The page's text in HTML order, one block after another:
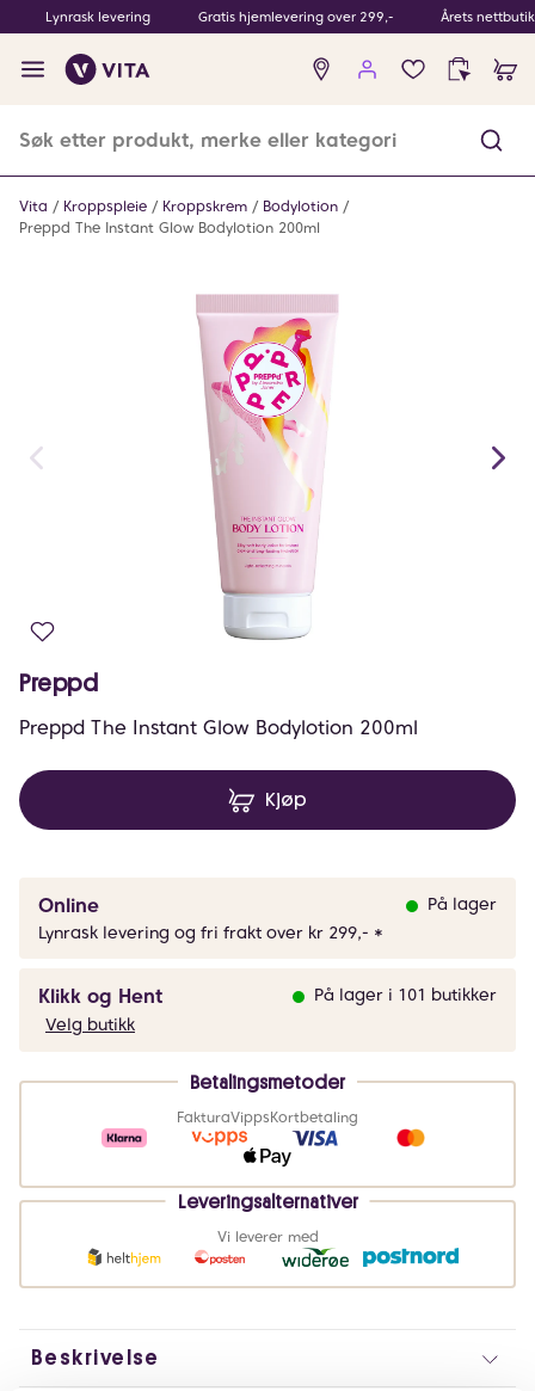
Lynrask levering Gratis hjemlevering over 299,- Årets
Ingen
produkter
Vita Kroppspleie Kroppskrem
Bodylotion
Preppd The Instant Glow Bodylotion 200ml
Preppd
Preppd The Instant Glow Bodylotion 200ml
Kjøp
Online
På lager
Lynrask levering og fri frakt over kr 299,- *
Klikk og Hent
På lager i 101 butikker
Velg butikk
Betalingsmetoder
FakturaVippsKortbetaling
Leveringsalternativer
Vi leverer med
Beskrivelse